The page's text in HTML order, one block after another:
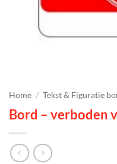
Home / Tekst & Figuratie
Bord – verboden